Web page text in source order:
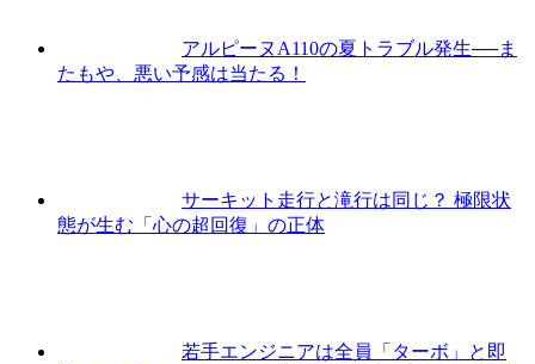
アルピーヌA110の夏トラブル発生──ま
たもや、悪い予感は当たる！
サーキット走行と滝行は同じ？ 極限状
態が生む「心の超回復」の正体
若手エンジニアは全員「ターボ」と即